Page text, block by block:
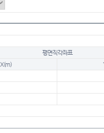
평면직각좌표
X(m)